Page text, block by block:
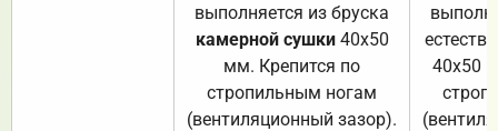
выполняется из бруска
камерной сушки40х50
мм. Крепится по
стропильным ногам
(вентиляционный зазор).
40х50